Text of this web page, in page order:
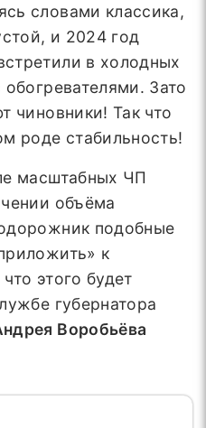
словами классика,
и 2024 год
в холодных
Зато
чиновники! Так что
роде стабильность!
масштабных ЧП
объёма
подобные
к
этого будет
губернатора
Воробьёва